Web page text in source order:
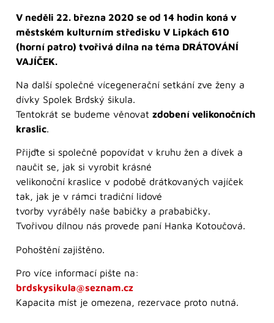
V neděli 22. března 2020 se od 14 hodin koná v
městském kulturním středisku V Lipkách 610
(horní patro) tvořivá dílna na téma DRÁTOVÁNÍ
VAJÍČEK.
Na další společné vícegenerační setkání zve ženy a
dívky Spolek Brdský šikula.
Tentokrát se budeme věnovat zdobení velikonočních
kraslic.
Přijďte si společně popovídat v kruhu žen a dívek a
naučit se, jak si vyrobit krásné
velikonoční kraslice v podobě drátkovaných vajíček
tak, jak je v rámci tradiční lidové
tvorby vyráběly naše babičky a prababičky.
Tvořivou dílnou nás provede paní Hanka Kotoučová.
Pohoštění zajištěno.
Pro více informací pište na:
brdskysikula@seznam.cz
Kapacita míst je omezena, rezervace proto nutná.